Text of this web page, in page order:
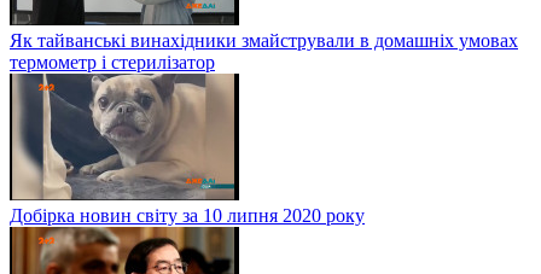
Як тайванські винахідники змайстрували в домашніх умовах
термометр і стерилізатор
Добірка новин світу за 10 липня 2020 року